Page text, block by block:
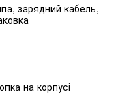
зарядний кабель,
на корпусі